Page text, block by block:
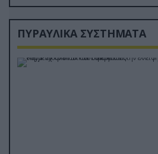
ΠΥΡΑΥΛΙΚΑ ΣΥΣΤΗΜΑΤΑ